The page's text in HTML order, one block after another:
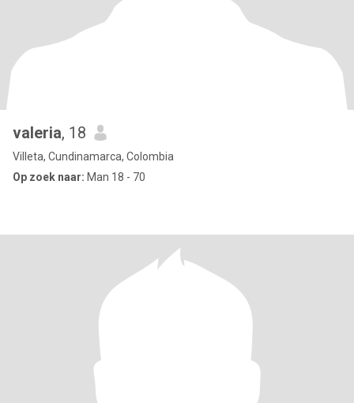
valeria, 18
Villeta, Cundinamarca, Colombia
Op zoek naar: Man 18 - 70